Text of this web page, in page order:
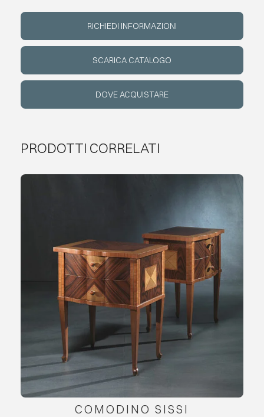
RICHIEDI INFORMAZIONI
SCARICA CATALOGO
DOVE ACQUISTARE
PRODOTTI CORRELATI
COMODINO SISSI